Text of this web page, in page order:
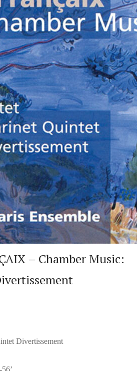
– Chamber Music:
Divertissement